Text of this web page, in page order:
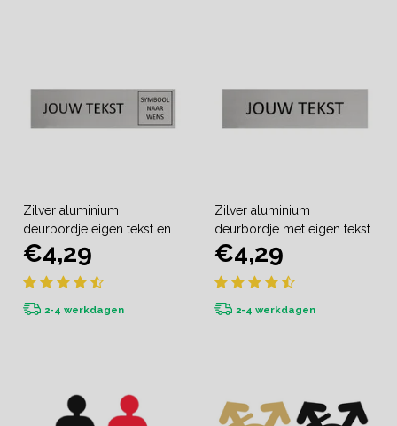
Zilver aluminium
deurbordje eigen tekst en
symbool
€4,29
2-4 werkdagen
Zilver aluminium
deurbordje met eigen tekst
€4,29
2-4 werkdagen